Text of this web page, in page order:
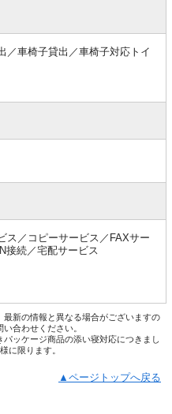
／車椅子貸出／車椅子対応トイ
ス／コピーサービス／FAXサー
接続／宅配サービス
新の情報と異なる場合がございますの
合わせください。
ッケージ商品の添い寝対応につきまし
に限ります。
▲ページトップへ戻る